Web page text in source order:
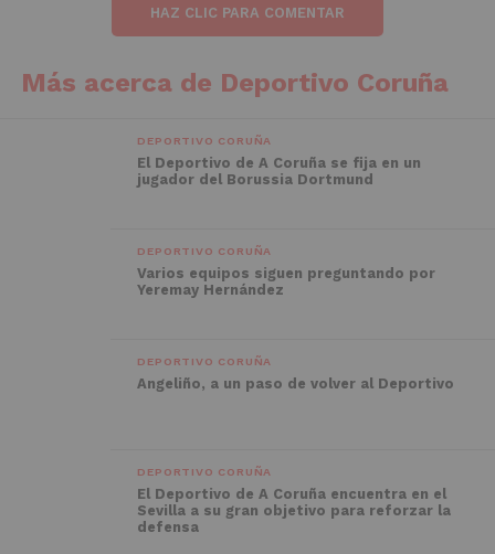
HAZ CLIC PARA COMENTAR
Más acerca de Deportivo Coruña
DEPORTIVO CORUÑA
El Deportivo de A Coruña se fija en un
jugador del Borussia Dortmund
DEPORTIVO CORUÑA
Varios equipos siguen preguntando por
Yeremay Hernández
DEPORTIVO CORUÑA
Angeliño, a un paso de volver al Deportivo
DEPORTIVO CORUÑA
El Deportivo de A Coruña encuentra en el
Sevilla a su gran objetivo para reforzar la
defensa